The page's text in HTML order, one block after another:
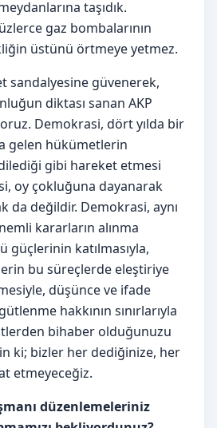
taşıdık.
gaz bombalarının
üstünü örtmeye yetmez.
sandalyesine güvenerek,
diktası sanan AKP
Demokrasi, dört yılda bir
gelen hükümetlerin
gibi hareket etmesi
oy çokluğuna dayanarak
da değildir. Demokrasi, aynı
kararların alınma
katılmasıyla,
bu süreçlerde eleştiriye
düşünce ve ifade
hakkının sınırlarıyla
bihaber olduğunuzu
ki; bizler her dediğinize, her
etmeyeceğiz.
düzenlemeleriniz